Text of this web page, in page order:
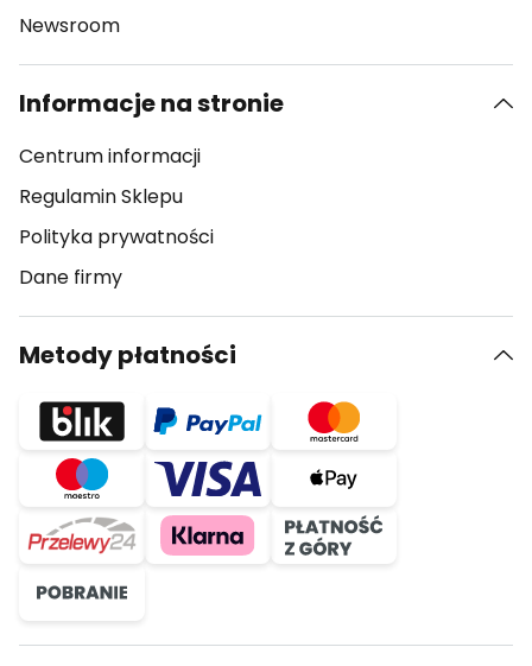
Newsroom
Informacje na stronie
Centrum informacji
Regulamin Sklepu
Polityka prywatności
Dane firmy
Metody płatności